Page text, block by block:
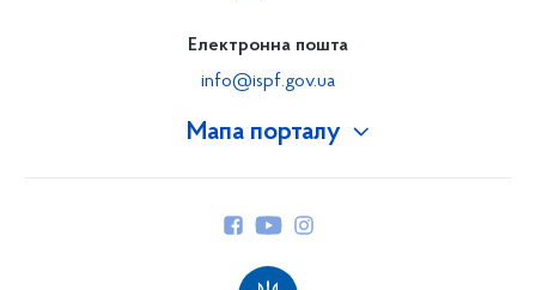
Мапа порталу
Електронна пошта
info@ispf.gov.ua